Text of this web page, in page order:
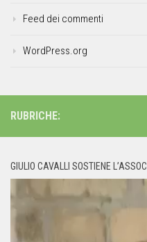
Feed dei commenti
WordPress.org
RUBRICHE:
GIULIO CAVALLI SOSTIENE
Player